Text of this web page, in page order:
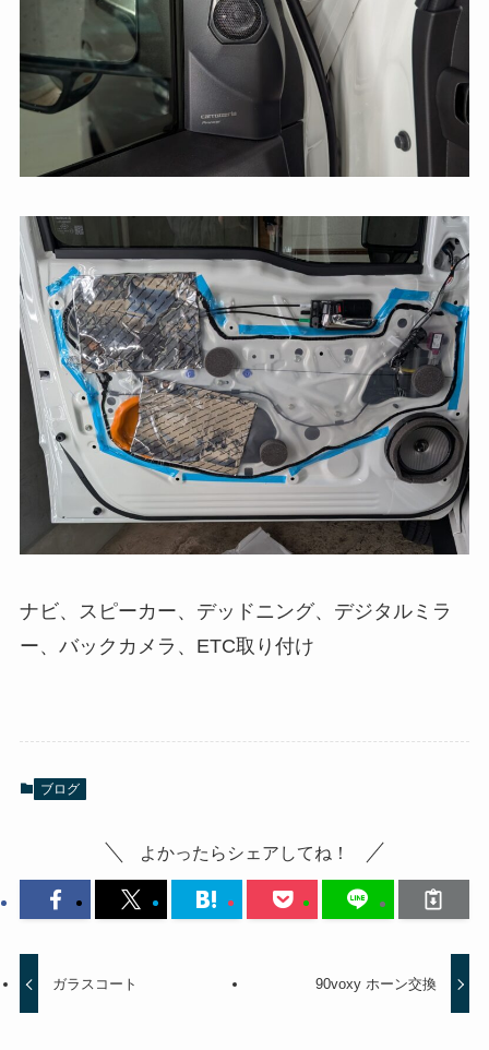
ナビ、スピーカー、デッドニング、デジタルミラ
ー、バックカメラ、ETC取り付け
ブログ
よかったらシェアしてね！
ガラスコート 90voxy ホーン交換